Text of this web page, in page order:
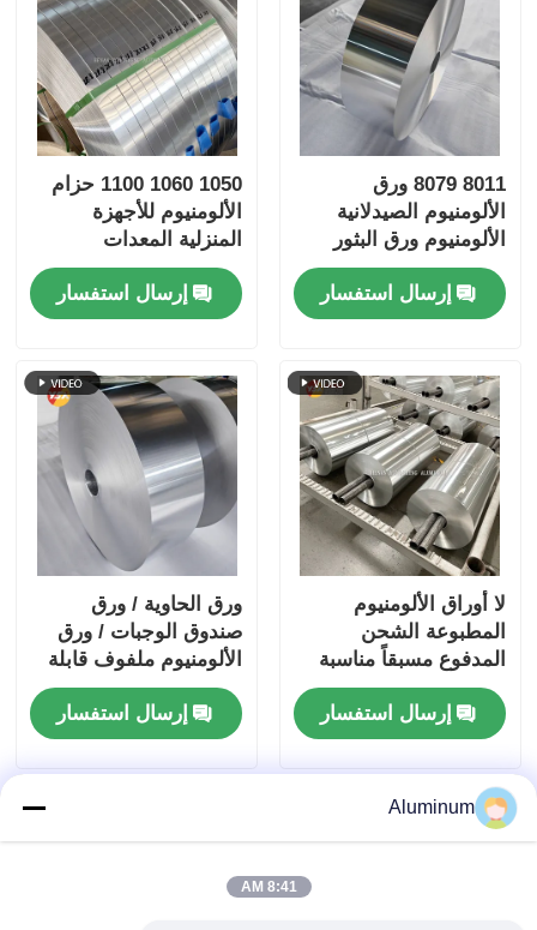
8011 8079 ورق
الألومنيوم الصيدلانية
الألومنيوم ورق البثور
عالية الدين سهلة القشرة
مقاومة للأطفال الرقائق
الفضة الذهبية ورق
التعبئة الحاجز ورق
الحاجز
إرسال استفسار
1050 1060 1100 حزام
الألومنيوم للأجهزة
المنزلية المعدات
الرياضية
إرسال استفسار
لا أوراق الألومنيوم
المطبوعة الشحن
المدفوع مسبقاً مناسبة
للتعبئة العازلة للتعبئة
والتطبيقات الصناعية التي
تضمن حاجزًا متفوقًا
إرسال استفسار
ورق الحاوية / ورق
صندوق الوجبات / ورق
الألومنيوم ملفوف قابلة
للتخصيص ♪ سبائك 3003
و 8011 ♪ ورق تغليف
الطعام ♪ مقاوم للرطوبة
والحرارة
إرسال استفسار
Aluminum
8:41 AM